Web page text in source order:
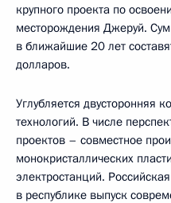
крупного проекта по
месторождения Джеруй.
в ближайшие 20 лет
долларов.
Углубляется двусторонняя
технологий. В числе
проектов – совместное
монокристаллических
электростанций.
в республике выпуск